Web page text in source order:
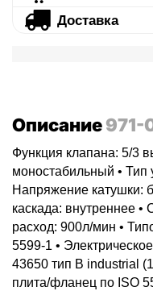
Доставка
Описание971-
Функция клапана: 5/3
моностабильный • Тип
Напряжение катушки:
каскада: внутреннее
расход: 900л/мин •
5599-1 •
43650 тип B industrial
плита/фланец по ISO